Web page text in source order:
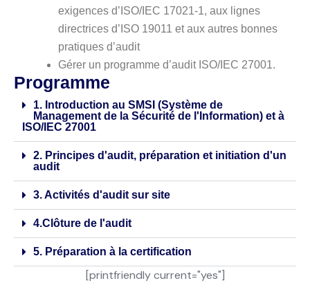
exigences d’ISO/IEC 17021-1, aux lignes
directrices d’ISO 19011 et aux autres bonnes
pratiques d’audit
Gérer un programme d’audit ISO/IEC 27001.
Programme
1. Introduction au SMSI (Système de
Management de la Sécurité de l'Information) et à
ISO/IEC 27001
2. Principes d'audit, préparation et initiation d'un
audit
3. Activités d'audit sur site
4.Clôture de l'audit
5. Préparation à la certification
[printfriendly current="yes"]